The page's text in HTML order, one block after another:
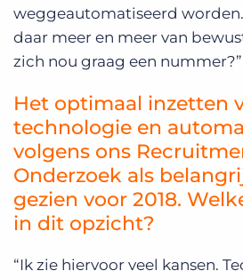
weggeautomatiseerd
daar meer en meer van
zich nou graag een nummer?”
Het optimaal inzetten
technologie en
volgens ons
Onderzoek als
gezien voor 2018.
in dit opzicht?
“Ik zie hiervoor veel kansen.